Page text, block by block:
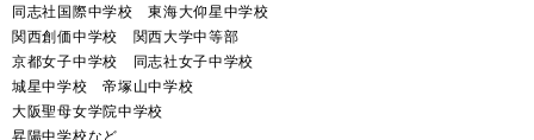
同志社国際中学校 東海大仰星中学校
関西創価中学校 関西大学中等部
京都女子中学校 同志社女子中学校
城星中学校 帝塚山中学校
大阪聖母女学院中学校
昇陽中学校など